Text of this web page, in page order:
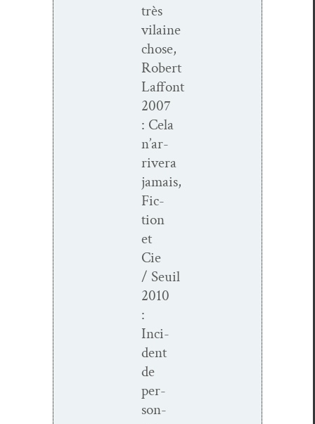
très
vilaine
chose,
Robert
Laffont
2007
: Cela
n’ar­
rivera
jamais,
Fic­
tion
et
Cie
/ Seuil
2010
:
Inci­
dent
de
per­
son­